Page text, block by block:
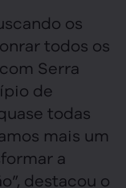
os
todos os
Serra
de
todas
mais um
a
destacou o